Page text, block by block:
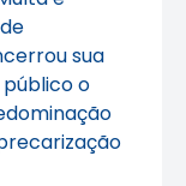
sua
o